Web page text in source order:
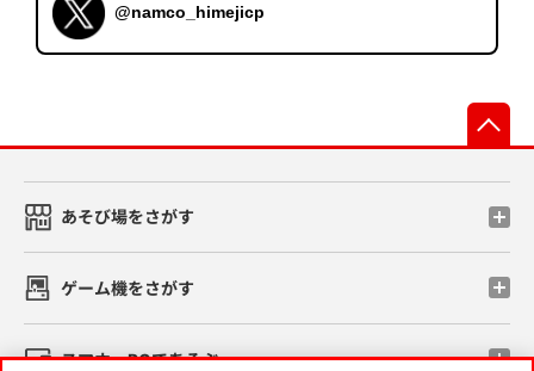
@namco_himejicp
あそび場をさがす
ゲーム機をさがす
スマホ・PCであそぶ